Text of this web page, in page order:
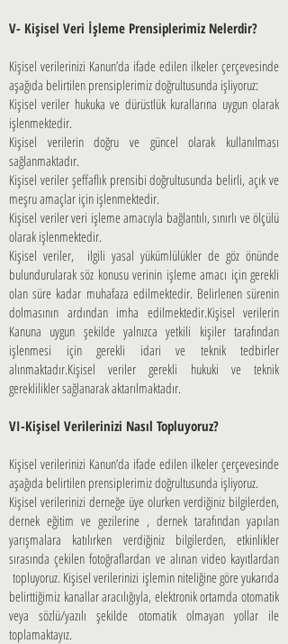
V- Kişisel Veri İşleme Prensiplerimiz Nelerdir?
Kişisel verilerinizi Kanun’da ifade edilen ilkeler çerçevesinde
aşağıda belirtilen prensiplerimiz doğrultusunda işliyoruz:
Kişisel veriler hukuka ve dürüstlük kurallarına uygun olarak
işlenmektedir.
Kişisel verilerin doğru ve güncel olarak kullanılması
sağlanmaktadır.
Kişisel veriler şeffaflık prensibi doğrultusunda belirli, açık ve
meşru amaçlar için işlenmektedir.
Kişisel veriler veri işleme amacıyla bağlantılı, sınırlı ve ölçülü
olarak işlenmektedir.
Kişisel veriler, ilgili yasal yükümlülükler de göz önünde
bulundurularak söz konusu verinin işleme amacı için gerekli
olan süre kadar muhafaza edilmektedir. Belirlenen sürenin
dolmasının ardından imha edilmektedir.Kişisel verilerin
Kanuna uygun şekilde yalnızca yetkili kişiler tarafından
işlenmesi için gerekli idari ve teknik tedbirler
alınmaktadır.Kişisel veriler gerekli hukuki ve teknik
gereklilikler sağlanarak aktarılmaktadır.
VI-Kişisel Verilerinizi Nasıl Topluyoruz?
Kişisel verilerinizi Kanun’da ifade edilen ilkeler çerçevesinde
aşağıda belirtilen prensiplerimiz doğrultusunda işliyoruz.
Kişisel verilerinizi derneğe üye olurken verdiğiniz bilgilerden,
dernek eğitim ve gezilerine , dernek tarafından yapılan
yarışmalara katılırken verdiğiniz bilgilerden, etkinlikler
sırasında çekilen fotoğraflardan ve alınan video kayıtlardan
topluyoruz. Kişisel verilerinizi işlemin niteliğine göre yukarıda
belirttiğimiz kanallar aracılığıyla, elektronik ortamda otomatik
veya sözlü/yazılı şekilde otomatik olmayan yollar ile
toplamaktayız.